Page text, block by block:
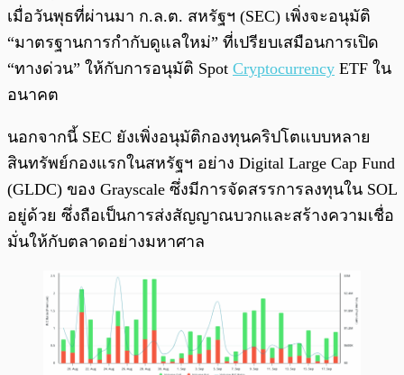
เมื่อวันพุธที่ผ่านมา ก.ล.ต. สหรัฐฯ (SEC) เพิ่งจะอนุมัติ
“มาตรฐานการกำกับดูแลใหม่” ที่เปรียบเสมือนการเปิด
“ทางด่วน” ให้กับการอนุมัติ Spot Cryptocurrency ETF ใน
อนาคต
นอกจากนี้ SEC ยังเพิ่งอนุมัติกองทุนคริปโตแบบหลาย
สินทรัพย์กองแรกในสหรัฐฯ อย่าง Digital Large Cap Fund
(GLDC) ของ Grayscale ซึ่งมีการจัดสรรการลงทุนใน SOL
อยู่ด้วย ซึ่งถือเป็นการส่งสัญญาณบวกและสร้างความเชื่อ
มั่นให้กับตลาดอย่างมหาศาล